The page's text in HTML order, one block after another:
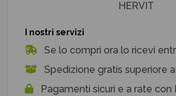
HERVIT
I nostri servizi
Se lo compri ora lo ricevi
Spedizione gratis superiore
Pagamenti sicuri e a rate con